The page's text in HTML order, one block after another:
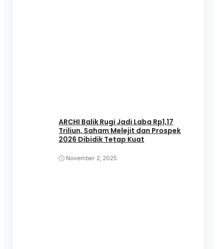
ARCHI Balik Rugi Jadi Laba Rp1,17
Triliun, Saham Melejit dan Prospek
2026 Dibidik Tetap Kuat
November 2, 2025